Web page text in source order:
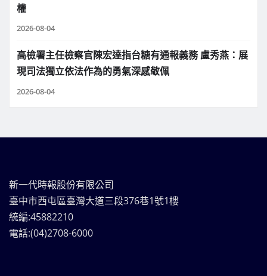
權
2026-08-04
高檢署主任檢察官陳宏達指台糖有通報義務 盧秀燕：展
現司法獨立依法作為的勇氣深感敬佩
2026-08-04
新一代時報股份有限公司
臺中市西屯區臺灣大道三段376巷1號1樓
統編:45882210
電話:(04)2708-6000